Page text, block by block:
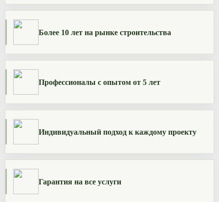
Более 10 лет на рынке строительства
Профессионалы с опытом от 5 лет
Индивидуальный подход к каждому проекту
Гарантия на все услуги